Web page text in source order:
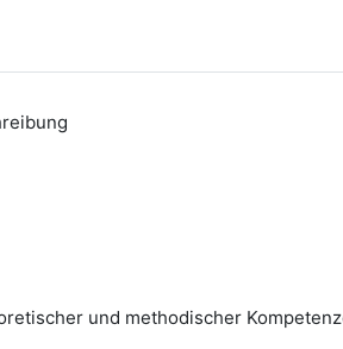
und methodischer